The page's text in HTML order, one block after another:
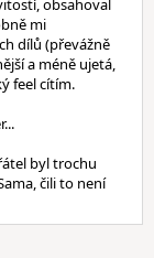
obsahoval
mi
dílů (převážně
a méně ujetá,
feel cítím.
byl trochu
čili to není